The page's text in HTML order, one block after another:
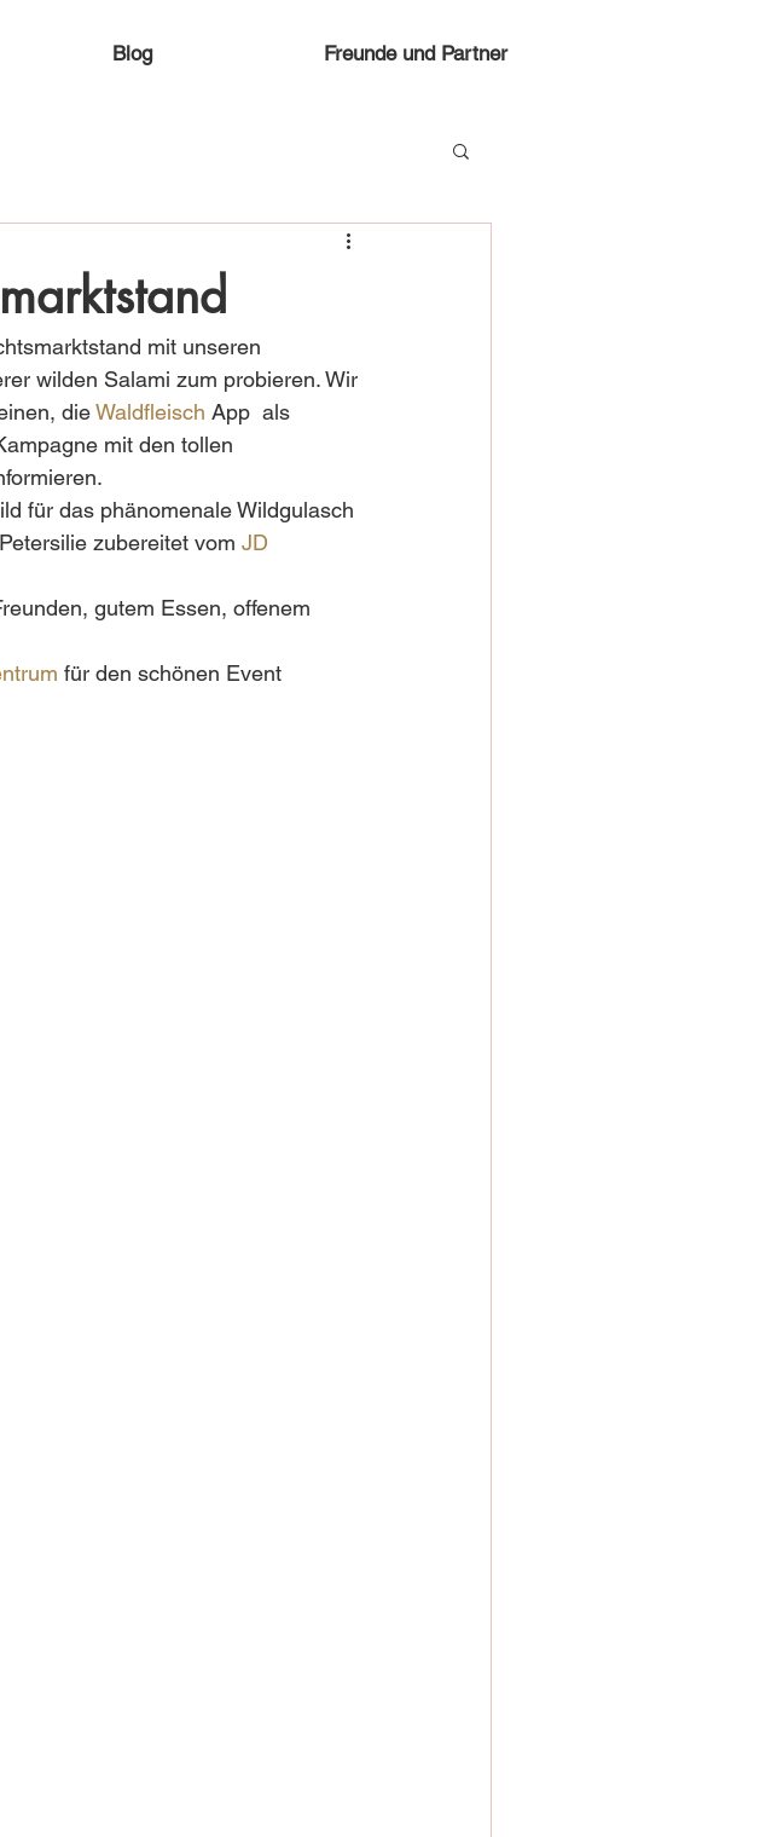
Blog Freunde und Partner
mit unseren
wilden Salami zum probieren. Wir
die Waldfleisch App  als
mit den tollen
für das phänomenale Wildgulasch
zubereitet vom JD
gutem Essen, offenem
für den schönen Event